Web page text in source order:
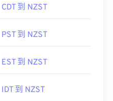
CDT 到 NZST
PST 到 NZST
EST 到 NZST
IDT 到 NZST